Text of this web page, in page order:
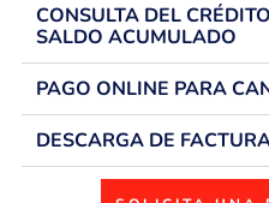
CONSULTA DEL
SALDO ACUMULADO
PAGO ONLINE PARA
DESCARGA DE